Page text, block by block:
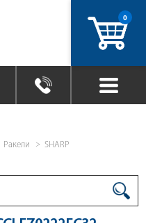
0
Ракели SHARP